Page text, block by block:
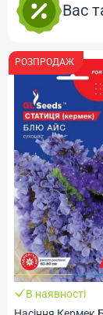
Вас
РОЗПРОДАЖ
В наявності